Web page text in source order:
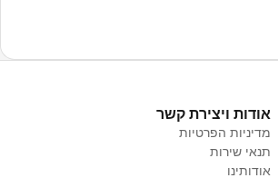
אודות ויצירת קשר
מדיניות הפרטיות
תנאי שירות
אודותינו